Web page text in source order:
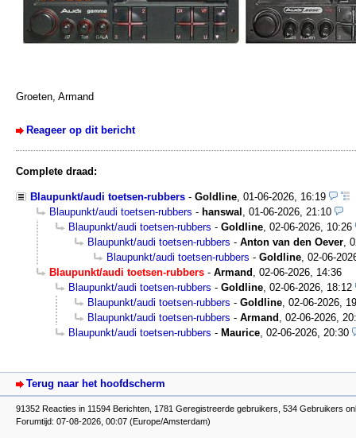
Groeten, Armand
Reageer op dit bericht
Complete draad:
Blaupunkt/audi toetsen-rubbers - Goldline, 01-06-2026, 16:19
Blaupunkt/audi toetsen-rubbers - hanswal , 01-06-2026, 21:10
Blaupunkt/audi toetsen-rubbers - Goldline, 02-06-2026, 10:26
Blaupunkt/audi toetsen-rubbers - Anton van den Oever,
Blaupunkt/audi toetsen-rubbers - Goldline, 02-06-
Blaupunkt/audi toetsen-rubbers - Armand , 02-06-2026, 14:36
Blaupunkt/audi toetsen-rubbers - Goldline, 02-06-2026, 18:12
Blaupunkt/audi toetsen-rubbers - Goldline, 02-06-2026,
Blaupunkt/audi toetsen-rubbers - Armand , 02-06-2026,
Blaupunkt/audi toetsen-rubbers - Maurice, 02-06-2026, 20:30
Terug naar het hoofdscherm
91352 Reacties in 11594 Berichten, 1781 Geregistreerde gebruikers, 534 Gebruikers
Forumtijd: 07-08-2026, 00:07 (Europe/Amsterdam)